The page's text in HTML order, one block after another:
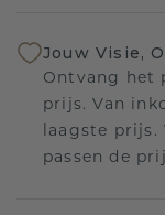
Jouw Visie,
Ontvang het
prijs. Van
laagste prijs.
passen de